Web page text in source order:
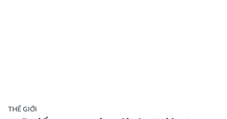
THẾ GIỚI